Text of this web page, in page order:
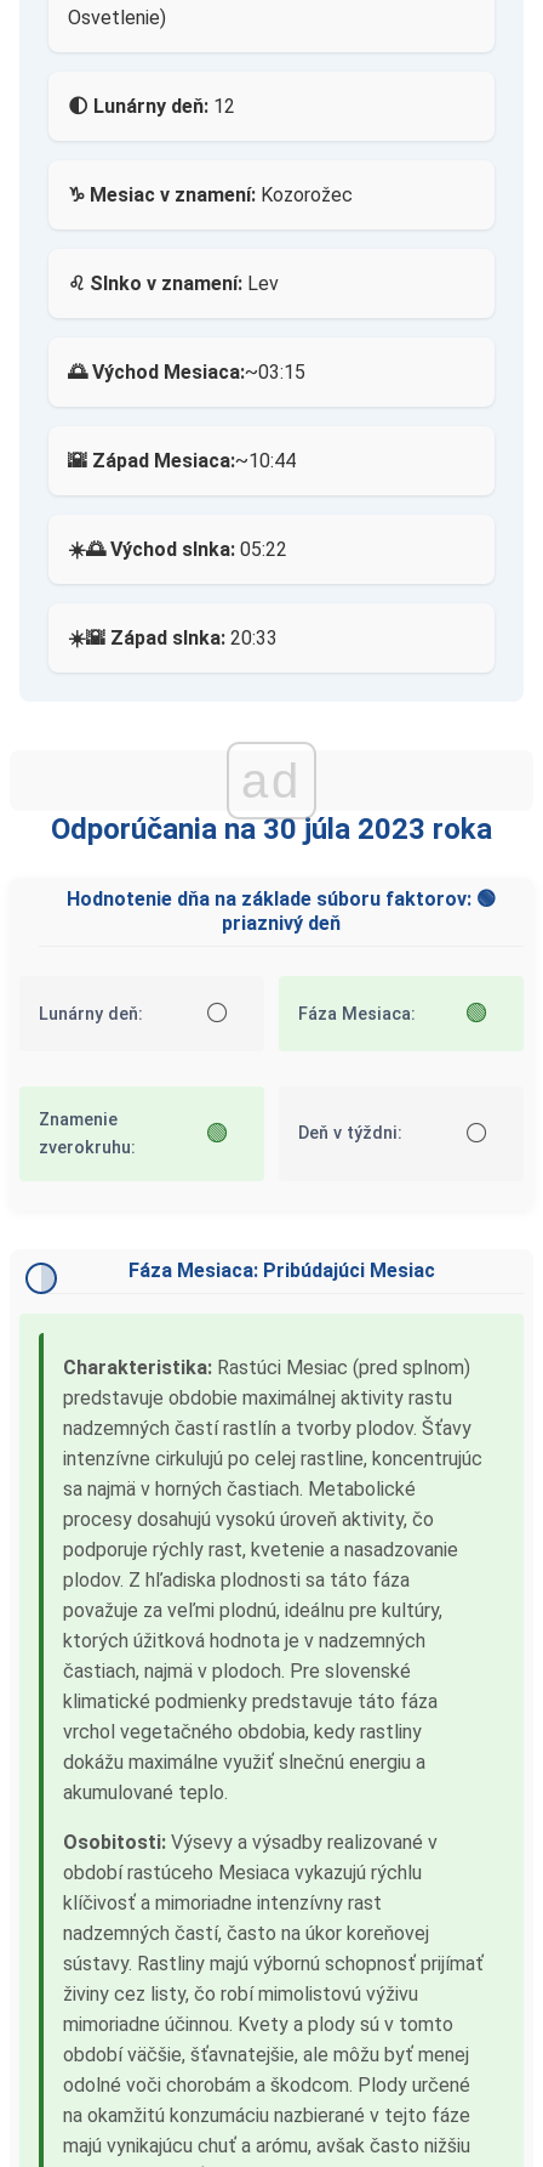
Osvetlenie)
🌓 Lunárny deň: 12
♑ Mesiac v znamení: Kozorožec
♌ Slnko v znamení: Lev
🌅 Východ Mesiaca:~03:15
🌇 Západ Mesiaca:~10:44
☀️🌅 Východ slnka: 05:22
☀️🌇 Západ slnka: 20:33
ad
Odporúčania na 30 júla 2023 roka
Hodnotenie dňa na základe súboru faktorov: 🟢
priaznivý deň
Lunárny deň: ⚪ Fáza Mesiaca: 🟢
Znamenie
zverokruhu:
🟢 Deň v týždni: ⚪
Fáza Mesiaca: Pribúdajúci Mesiac
Charakteristika: Rastúci Mesiac (pred splnom)
predstavuje obdobie maximálnej aktivity rastu
nadzemných častí rastlín a tvorby plodov. Šťavy
intenzívne cirkulujú po celej rastline, koncentrujúc
sa najmä v horných častiach. Metabolické
procesy dosahujú vysokú úroveň aktivity, čo
podporuje rýchly rast, kvetenie a nasadzovanie
plodov. Z hľadiska plodnosti sa táto fáza
považuje za veľmi plodnú, ideálnu pre kultúry,
ktorých úžitková hodnota je v nadzemných
častiach, najmä v plodoch. Pre slovenské
klimatické podmienky predstavuje táto fáza
vrchol vegetačného obdobia, kedy rastliny
dokážu maximálne využiť slnečnú energiu a
akumulované teplo.
Osobitosti: Výsevy a výsadby realizované v
období rastúceho Mesiaca vykazujú rýchlu
klíčivosť a mimoriadne intenzívny rast
nadzemných častí, často na úkor koreňovej
sústavy. Rastliny majú výbornú schopnosť prijímať
živiny cez listy, čo robí mimolistovú výživu
mimoriadne účinnou. Kvety a plody sú v tomto
období väčšie, šťavnatejšie, ale môžu byť menej
odolné voči chorobám a škodcom. Plody určené
na okamžitú konzumáciu nazbierané v tejto fáze
majú vynikajúcu chuť a arómu, avšak často nižšiu